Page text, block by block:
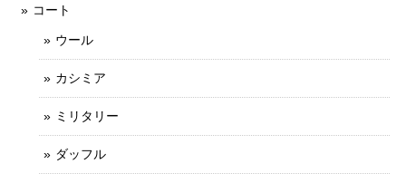
コート
ウール
カシミア
ミリタリー
ダッフル